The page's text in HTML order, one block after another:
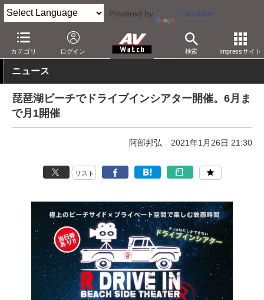
Powered by Translate
カテゴリ ログイン 検索 Impressサイト
AV Watch コンテンツ・サービス 映画
ニュース
琵琶湖ビーチでドライブインシアター開催。6月ま
で月1開催
阿部邦弘 2021年1月26日 21:30
リスト